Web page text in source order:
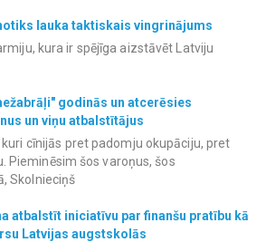
lauka taktiskais vingrinājums
kura ir spējīga aizstāvēt Latviju
godinās un atcerēsies
un viņu atbalstītājus
kuri cīnijās pret padomju okupāciju, pret
Pieminēsim šos varoņus, šos
Skolnieciņš
atbalstīt iniciatīvu par finanšu pratību kā
Latvijas augstskolās